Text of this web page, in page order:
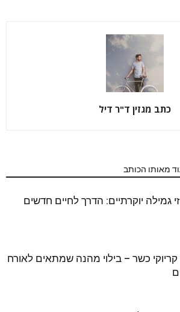
כתב מגזין ד"ר דיל
מאותו הכותב
גמילה יוקרתיים: הדרך לחיים חדשים
כשר – בילוי מהנה שמתאים לאורח